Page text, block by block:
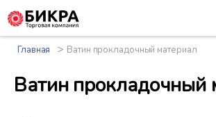
Главная > Ватин прокладочный материал
Ватин прокладочный